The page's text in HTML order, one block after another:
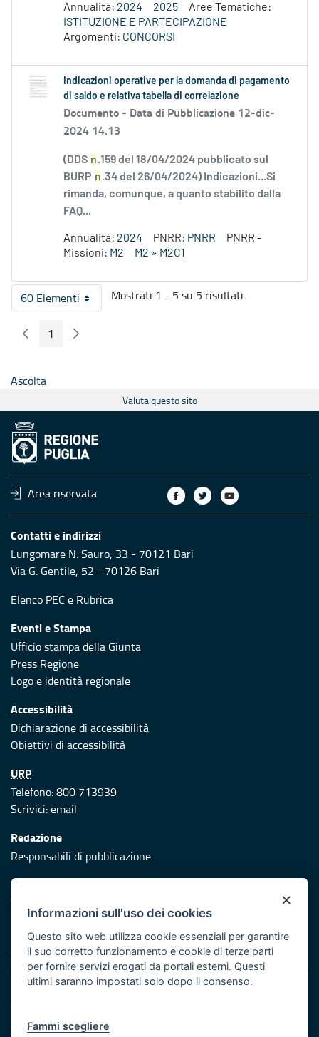
Annualità: 2024 2025
Aree Tematiche:
ISTITUZIONE E PARTECIPAZIONE
Argomenti: CONCORSI
Indicazioni operative per la domanda di pagamento
di saldo e relativa tabella di correlazione
Documento - Data di Pubblicazione 12-dic-
2024 14.13
(DDS n.159 del 18/04/2024 pubblicato sul
BURP n.34 del 26/04/2024) Indicazioni...Si
rimanda, comunque, a quanto stabilito dalla
FAQ...
Annualità: 2024 PNRR: PNRR
PNRR -
Missioni: M2 M2 » M2C1
60 ElementiPer pagina
Mostrati 1 - 5 su 5 risultati.
Pagina Precedente
Pagina
1 Pagina Seguente
Ascolta
Valuta questo sito
Area riservata
Contatti e indirizzi
Lungomare N. Sauro, 33 - 70121 Bari
Via G. Gentile, 52 - 70126 Bari
Elenco PEC e Rubrica
Eventi e Stampa
Ufficio stampa della Giunta
Press Regione
Logo e identità regionale
Accessibilità
Dichiarazione di accessibilità
Obiettivi di accessibilità
URP
Telefono: 800 713939
Scrivici:email
Redazione
Responsabili di pubblicazione
Protezione civile
Vai al sito di Protezione Civile Puglia
Iniziativa finanziata con risorse del POR Puglia 2014/2020 -
Asse XI
Note legali
Cookie e privacy
Atti di notifica
×
Informazioni sull'uso dei cookies
Questo sito web utilizza cookie essenziali per garantire
il suo corretto funzionamento e cookie di terze parti
per fornire servizi erogati da portali esterni. Questi
ultimi saranno impostati solo dopo il consenso.
Fammi scegliere